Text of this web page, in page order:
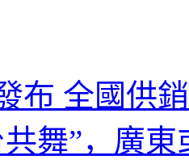
布 全國供
舞”，廣